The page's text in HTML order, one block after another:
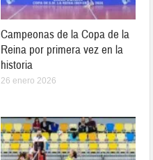
Campeonas de la Copa de la
Reina por primera vez en la
historia
26 enero 2026